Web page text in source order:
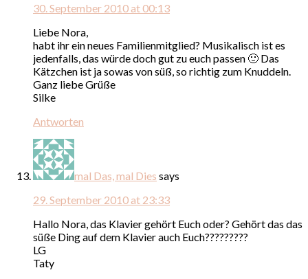
30. September 2010 at 00:13
Liebe Nora,
habt ihr ein neues Familienmitglied? Musikalisch ist es
jedenfalls, das würde doch gut zu euch passen 🙂 Das
Kätzchen ist ja sowas von süß, so richtig zum Knuddeln.
Ganz liebe Grüße
Silke
Antworten
mal Das, mal Dies says
29. September 2010 at 23:33
Hallo Nora, das Klavier gehört Euch oder? Gehört das das
süße Ding auf dem Klavier auch Euch?????????
LG
Taty